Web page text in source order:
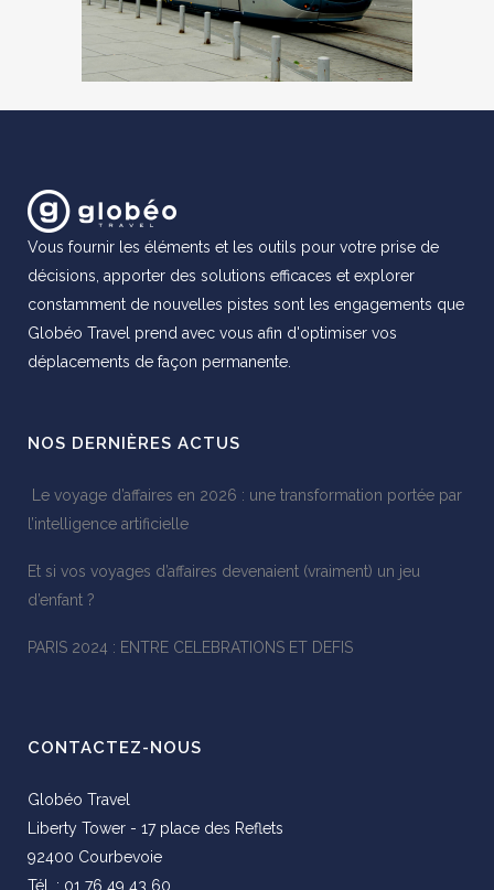
Vous fournir les éléments et les outils pour votre prise de
décisions, apporter des solutions efficaces et explorer
constamment de nouvelles pistes sont les engagements que
Globéo Travel prend avec vous afin d'optimiser vos
déplacements de façon permanente.
NOS DERNIÈRES ACTUS
Le voyage d’affaires en 2026 : une transformation portée par
l’intelligence artificielle
Et si vos voyages d’affaires devenaient (vraiment) un jeu
d’enfant ?
PARIS 2024 : ENTRE CELEBRATIONS ET DEFIS
CONTACTEZ-NOUS
Globéo Travel
Liberty Tower - 17 place des Reflets
92400 Courbevoie
Tél. : 01 76 49 43 60